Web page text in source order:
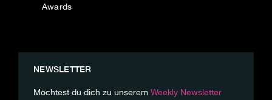
Awards
NEWSLETTER
Möchtest du dich zu unserem Weekly Newsletter